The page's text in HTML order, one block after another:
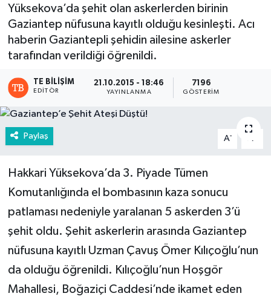
Yüksekova’da şehit olan askerlerden birinin
Gaziantep nüfusuna kayıtlı olduğu kesinleşti. Acı
haberin Gaziantepli şehidin ailesine askerler
tarafından verildiği öğrenildi.
TE BILIŞIM
EDITÖR
21.10.2015 - 18:46
YAYINLANMA
7196
GÖSTERIM
Paylaş A- A
Hakkari Yüksekova’da 3. Piyade Tümen
Komutanlığında el bombasının kaza sonucu
patlaması nedeniyle yaralanan 5 askerden 3’ü
şehit oldu. Şehit askerlerin arasında Gaziantep
nüfusuna kayıtlı Uzman Çavuş Ömer Kılıçoğlu’nun
da olduğu öğrenildi. Kılıçoğlu’nun Hoşgör
Mahallesi, Boğaziçi Caddesi’nde ikamet eden
Son Dakika Haberleri
Haber Arşivi